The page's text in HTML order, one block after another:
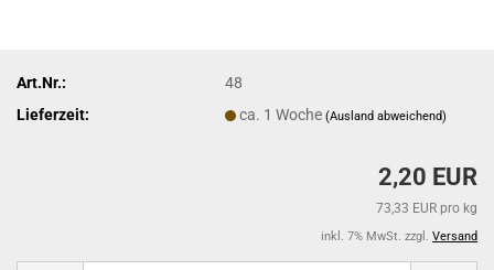
Art.Nr.:
48
Lieferzeit:
ca. 1 Woche(Ausland abweichend)
2,20 EUR
73,33 EUR pro kg
inkl. 7% MwSt. zzgl. Versand